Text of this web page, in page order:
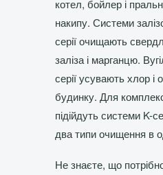
котел, бойлер і
накипу. Системи
серії очищають
заліза і марганцю.
серії усувають хлор і
будинку. Для
підійдуть системи K-
два типи очищення в
Не знаєте, що